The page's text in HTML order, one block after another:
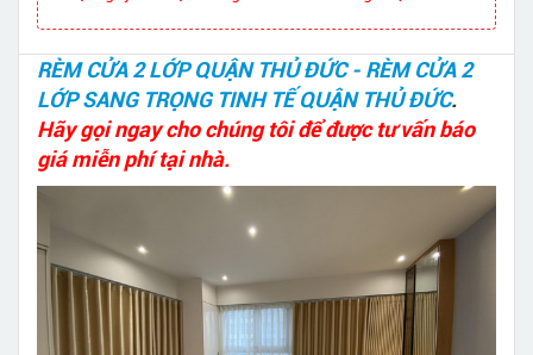
RÈM CỬA 2 LỚP QUẬN THỦ ĐỨC - RÈM CỬA 2
LỚP SANG TRỌNG TINH TẾ QUẬN THỦ ĐỨC.
Hãy gọi ngay cho chúng tôi để được tư vấn báo
giá miễn phí tại nhà.